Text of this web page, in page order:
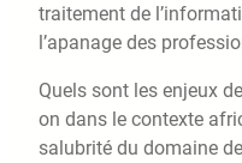
traitement de
l’apanage des
Quels sont les enjeux
on dans le contexte
salubrité du domaine